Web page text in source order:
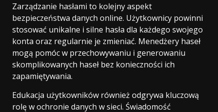
Zarządzanie hasłami to kolejny aspekt
bezpieczeństwa danych online. Użytkownicy powinni
stosować unikalne i silne hasła dla każdego swojego
konta oraz regularnie je zmieniać. Menedżery haseł
mogą pomóc w przechowywaniu i generowaniu
skomplikowanych haseł bez konieczności ich
zapamiętywania.
Edukacja użytkowników również odgrywa kluczową
rolę w ochronie danych w sieci. Świadomość